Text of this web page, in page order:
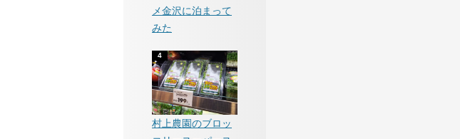
メ金沢に泊まって
みた
村上農園のブロッ